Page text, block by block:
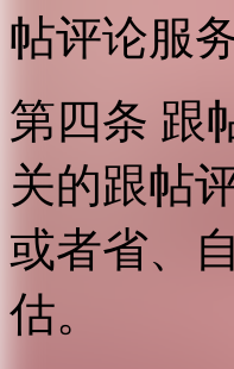
帖评论服
第四条 跟
关的跟帖
或者省、
估。